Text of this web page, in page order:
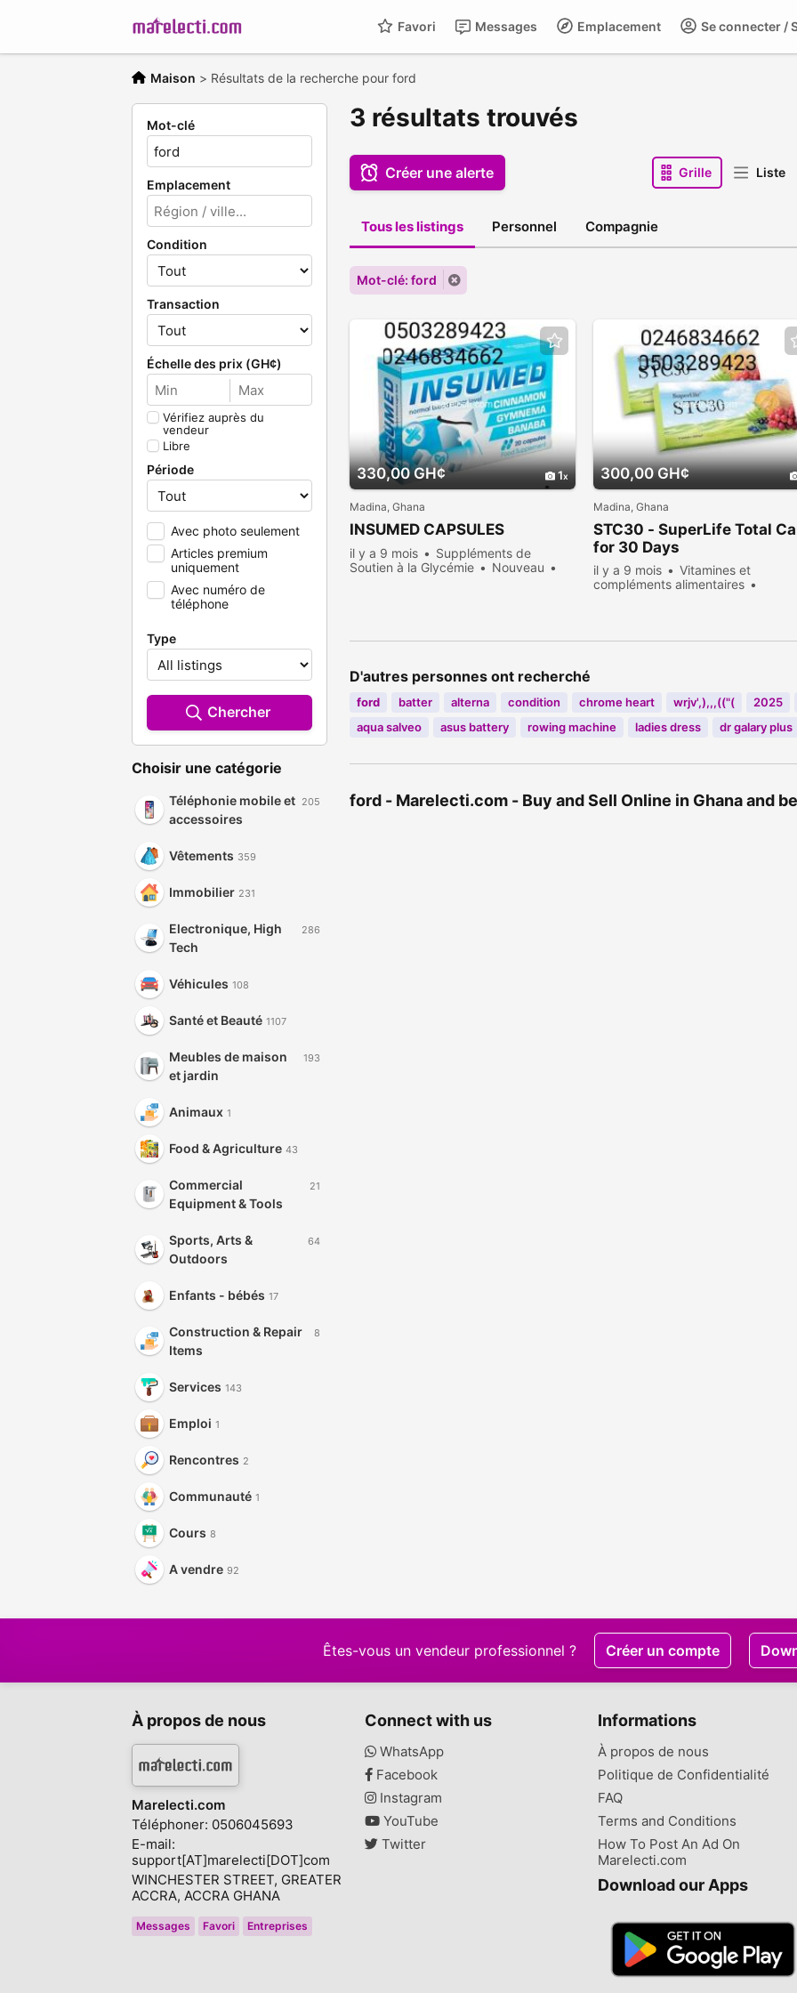
Se connecter /
Emplacement
Messages
Favori
Maison > Résultats de la recherche pour ford
Mot-clé
Emplacement
Condition
Transaction
Échelle des prix (GH¢)
Vérifiez auprès du
vendeur
Libre
Période
Avec photo seulement
Articles premium
uniquement
Avec numéro de
téléphone
Type
Chercher
Choisir une catégorie
Téléphonie mobile et
accessoires
205
Vêtements 359
Immobilier 231
Electronique, High
Tech
286
Véhicules 108
Santé et Beauté 1107
Meubles de maison
et jardin
193
Animaux 1
Food & Agriculture 43
Commercial
Equipment & Tools
21
Sports, Arts &
Outdoors
64
Enfants - bébés 17
Construction & Repair
Items
8
Services 143
Emploi 1
Rencontres 2
Communauté 1
Cours 8
A vendre 92
3 résultats trouvés
Créer une alerte Grille Liste
Tous les listings Personnel Compagnie
Mot-clé: ford
330,00 GH¢ 1
Madina, Ghana
INSUMED CAPSULES
il y a 9 mois
Suppléments de
Soutien à la Glycémie
Nouveau
300,00 GH¢
Madina, Ghana
STC30 - SuperLife Total
for 30 Days
il y a 9 mois
Vitamines et
compléments alimentaires
D'autres personnes ont recherché
ford batter alterna condition chrome heart wrjv',),,,(("( 2025
aqua salveo
asus battery rowing machine ladies dress dr galary plus
ford - Marelecti.com - Buy and Sell Online in Ghana and
Êtes-vous un vendeur professionnel ? Créer un compte
À propos de nous
Marelecti.com
Téléphoner: 0506045693
E-mail:
support[AT]marelecti[DOT]com
WINCHESTER STREET, GREATER
ACCRA, ACCRA GHANA
Messages Favori Entreprises
Connect with us
WhatsApp
Facebook
Instagram
YouTube
Twitter
Informations
À propos de nous
Politique de Confidentialité
FAQ
Terms and Conditions
How To Post An Ad On
Marelecti.com
Download our Apps